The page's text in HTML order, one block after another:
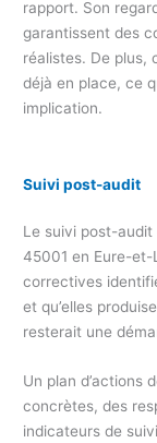
rapport. Son
garantissent des
réalistes. De plus,
déjà en place, ce
implication.
Suivi post-audit
Le suivi post-audit
45001 en Eure-et-
correctives
et qu’elles
resterait une
Un plan d’actions
concrètes, des
indicateurs de